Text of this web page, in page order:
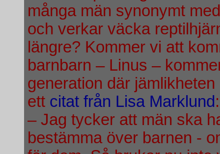
många män synonymt
och verkar väcka
längre? Kommer vi att
barnbarn – Linus –
generation där
ett citat från Lisa Marklund:
– Jag tycker att män ska
bestämma över barnen -